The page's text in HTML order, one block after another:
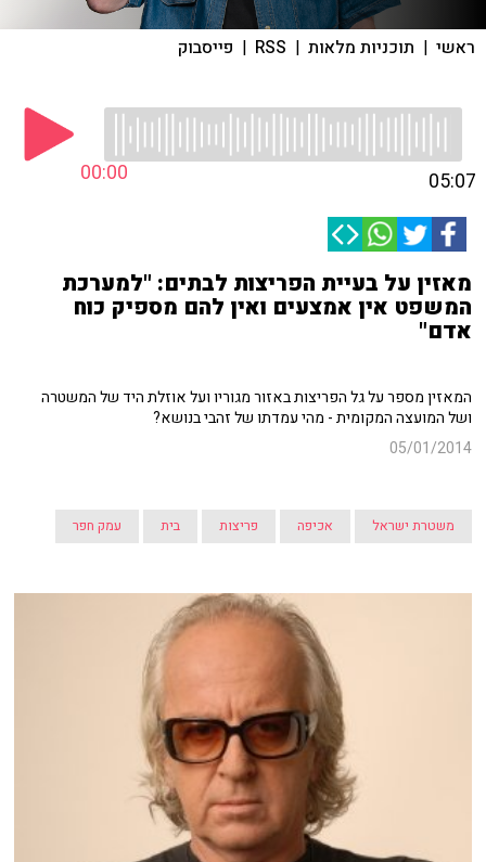
ראשי | תוכניות מלאות |
RSS
| פייסבוק
00:00 05:07
מאזין על בעיית הפריצות לבתים: "למערכת
המשפט אין אמצעים ואין להם מספיק כוח
אדם"
המאזין מספר על גל הפריצות באזור מגוריו ועל אוזלת היד של המשטרה
ושל המועצה המקומית - מהי עמדתו של זהבי בנושא?
05/01/2014
משטרת ישראל אכיפה פריצות בית עמק חפר